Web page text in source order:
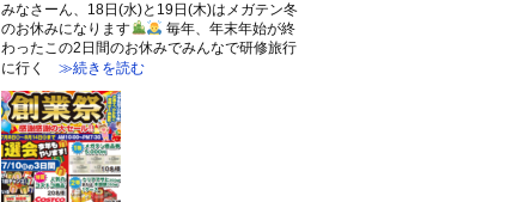
みなさーん、18日(水)と19日(木)はメガテン冬
のお休みになります
毎年、年末年始が終
わったこの2日間のお休みでみんなで研修旅行
に行く
≫続きを読む